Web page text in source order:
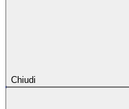
Chiudi